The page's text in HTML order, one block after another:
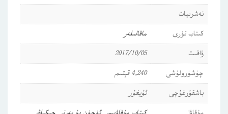
نەشرىيات
كىتاب تۈرى
ماقالىلەر
ۋاقىت
2017/10/05
چۈشۈرۈلۈشى
4,240 قېتىم
باشقۇرغۇچى
ئۇيغۇر